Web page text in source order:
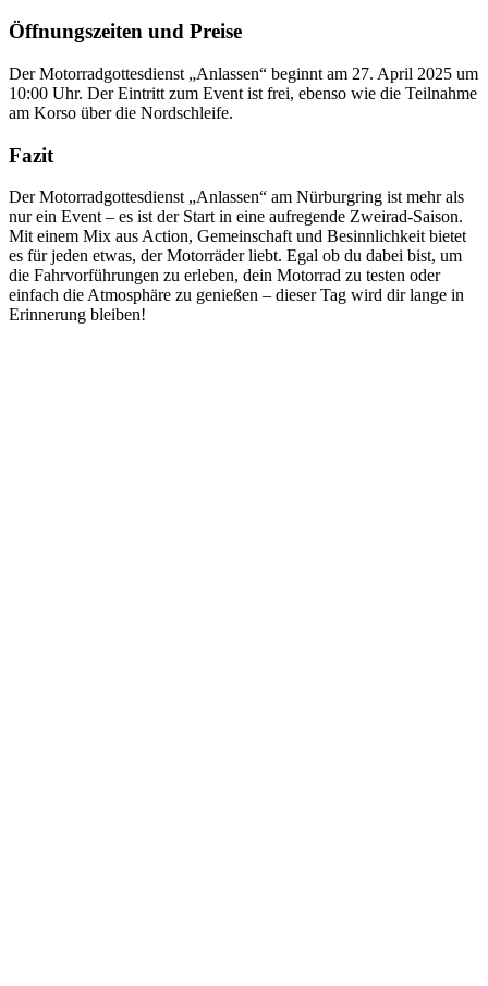
Öffnungszeiten und Preise
Der Motorradgottesdienst „Anlassen“ beginnt am 27. April 2025 um
10:00 Uhr. Der Eintritt zum Event ist frei, ebenso wie die Teilnahme
am Korso über die Nordschleife.
Fazit
Der Motorradgottesdienst „Anlassen“ am Nürburgring ist mehr als
nur ein Event – es ist der Start in eine aufregende Zweirad-Saison.
Mit einem Mix aus Action, Gemeinschaft und Besinnlichkeit bietet
es für jeden etwas, der Motorräder liebt. Egal ob du dabei bist, um
die Fahrvorführungen zu erleben, dein Motorrad zu testen oder
einfach die Atmosphäre zu genießen – dieser Tag wird dir lange in
Erinnerung bleiben!